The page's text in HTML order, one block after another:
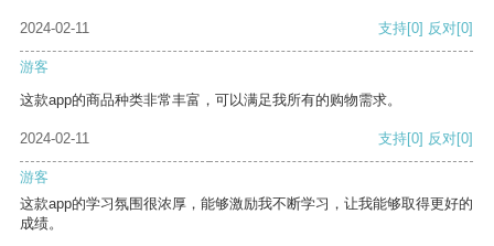
2024-02-11 支持[0] 反对[0]
游客
这款app的商品种类非常丰富，可以满足我所有的购物需求。
2024-02-11 支持[0] 反对[0]
游客
这款app的学习氛围很浓厚，能够激励我不断学习，让我能够取得更好的
成绩。